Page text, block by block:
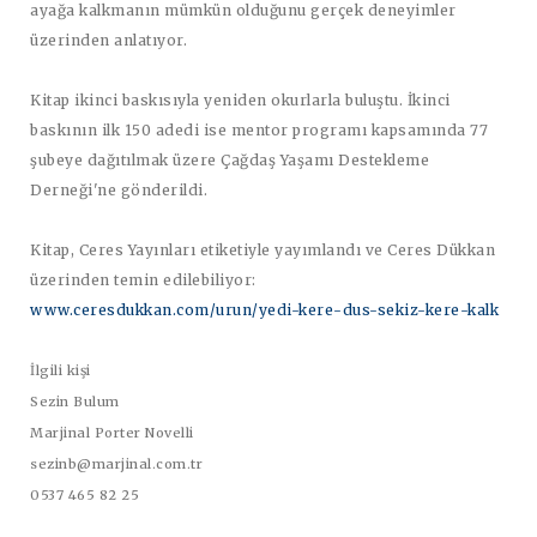
ayağa kalkmanın mümkün olduğunu gerçek deneyimler
üzerinden anlatıyor.
Kitap ikinci baskısıyla yeniden okurlarla buluştu. İkinci
baskının ilk 150 adedi ise mentor programı kapsamında 77
şubeye dağıtılmak üzere Çağdaş Yaşamı Destekleme
Derneği'ne gönderildi.
Kitap, Ceres Yayınları etiketiyle yayımlandı ve Ceres Dükkan
üzerinden temin edilebiliyor:
www.ceresdukkan.com/urun/yedi-kere-dus-sekiz-kere-kalk
İlgili kişi
Sezin Bulum
Marjinal Porter Novelli
sezinb@marjinal.com.tr
0537 465 82 25